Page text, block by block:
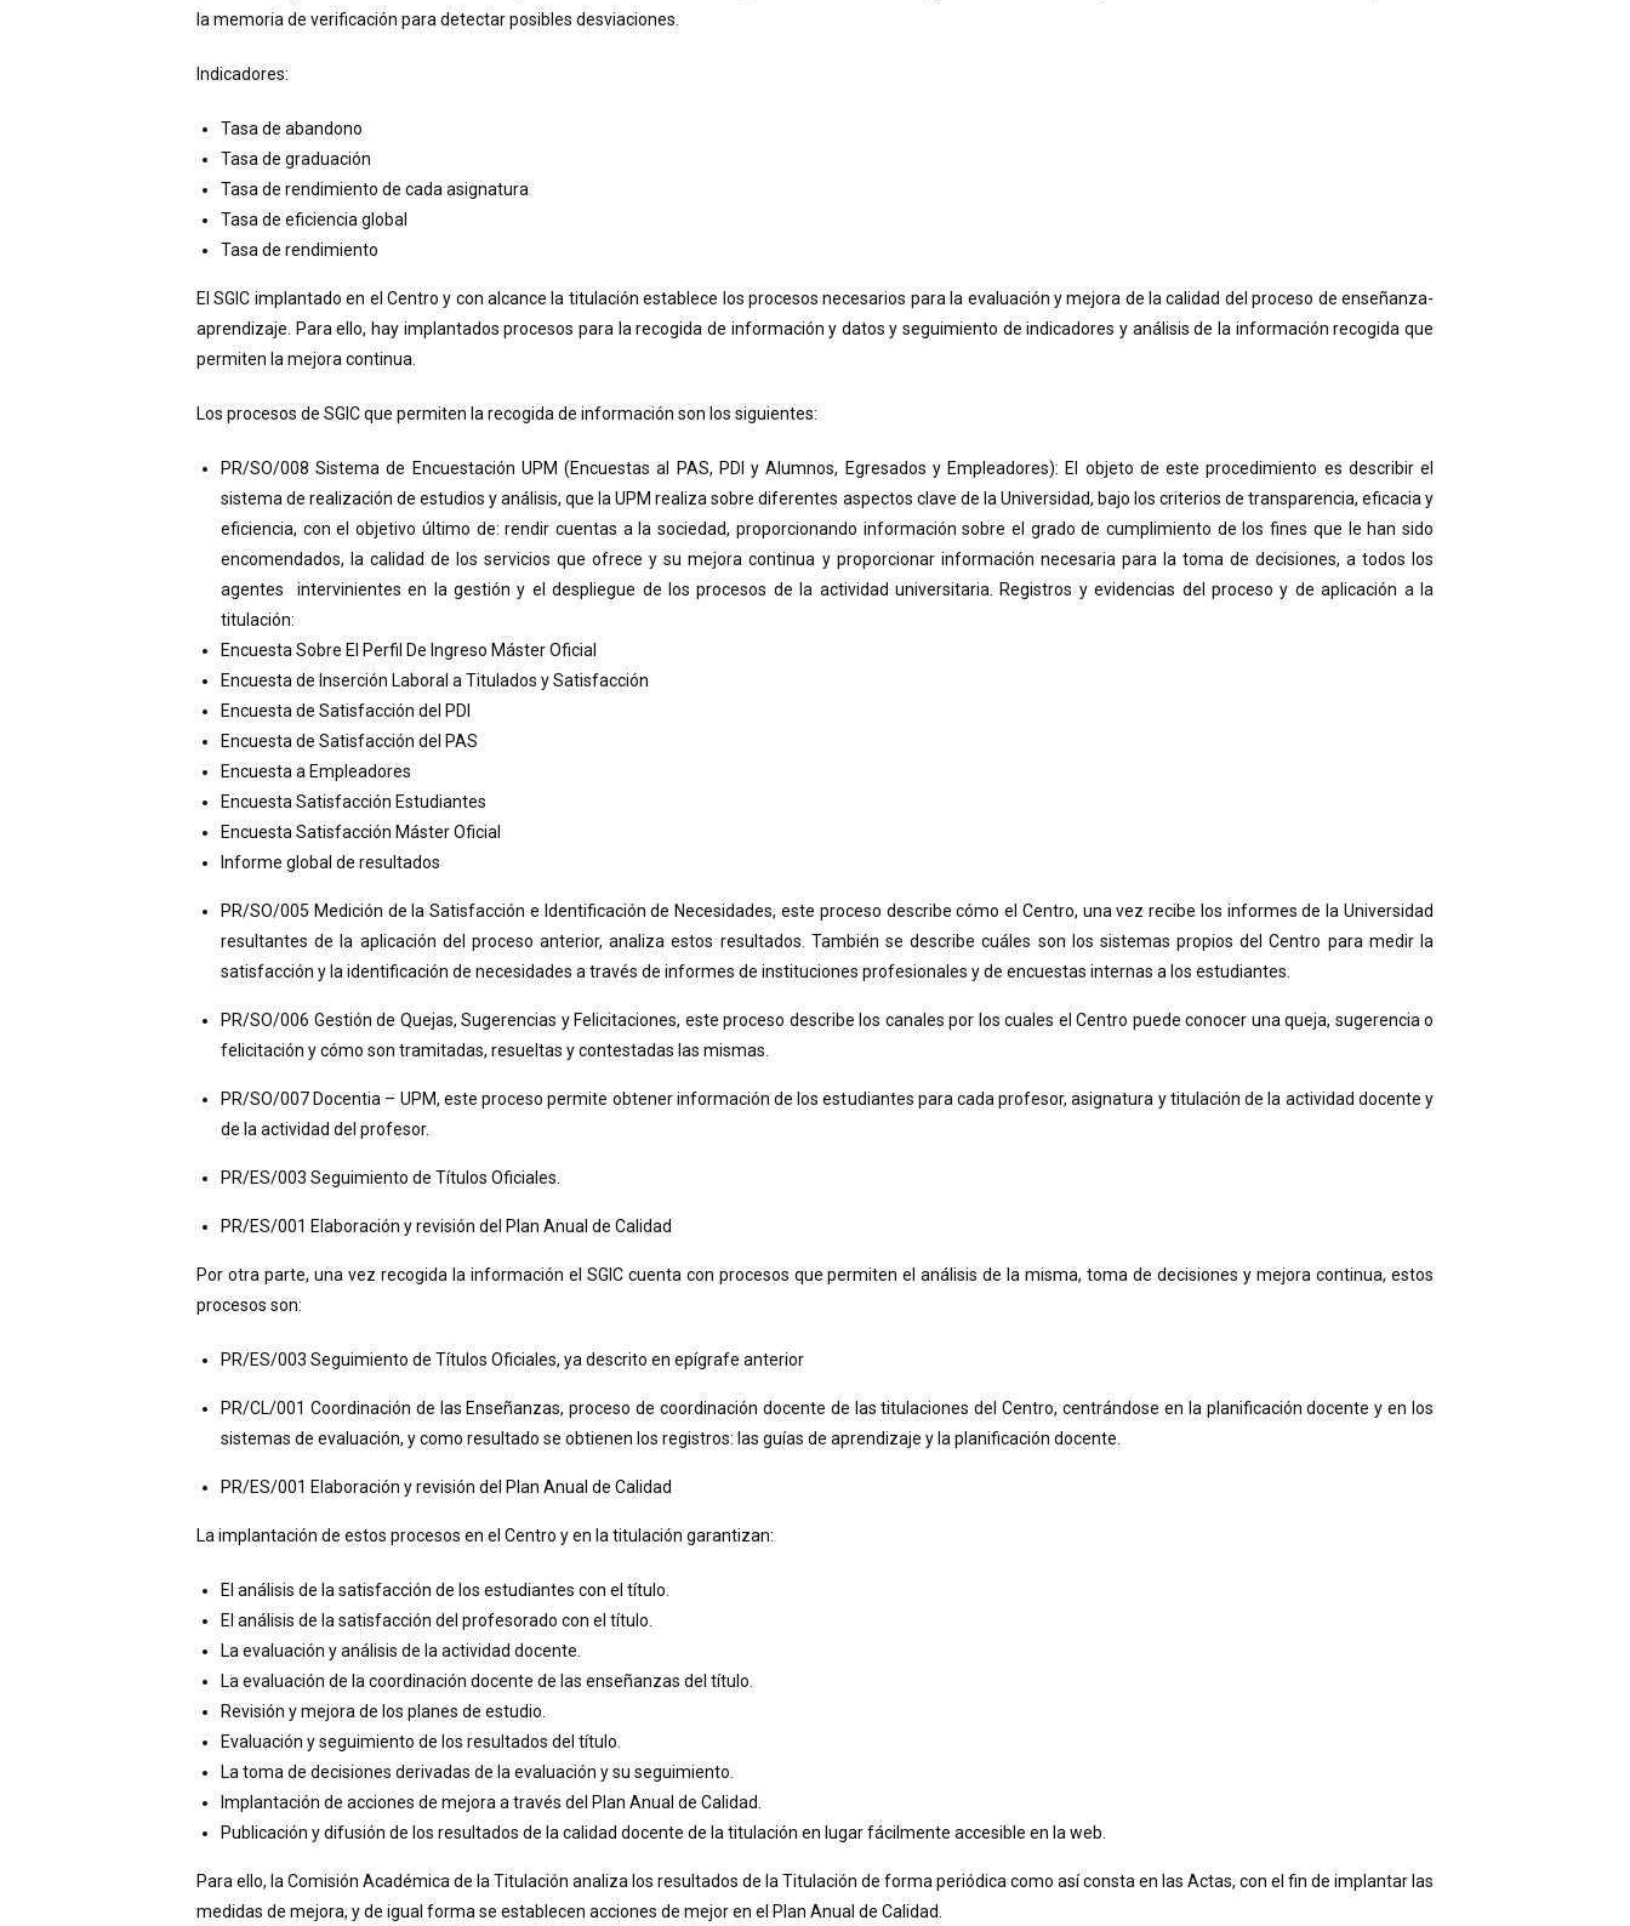
la memoria de verificación para detectar posibles desviaciones.
Indicadores:
Tasa de abandono
Tasa de graduación
Tasa de rendimiento de cada asignatura
Tasa de eficiencia global
Tasa de rendimiento
El SGIC implantado en el Centro y con alcance la titulación establece los procesos necesarios para la evaluación y mejora de la calidad del proceso de enseñanza-
aprendizaje. Para ello, hay implantados procesos para la recogida de información y datos y seguimiento de indicadores y análisis de la información recogida que
permiten la mejora continua.
Los procesos de SGIC que permiten la recogida de información son los siguientes:
PR/SO/008 Sistema de Encuestación UPM (Encuestas al PAS, PDI y Alumnos, Egresados y Empleadores): El objeto de este procedimiento es describir el
sistema de realización de estudios y análisis, que la UPM realiza sobre diferentes aspectos clave de la Universidad, bajo los criterios de transparencia, eficacia y
eficiencia, con el objetivo último de: rendir cuentas a la sociedad, proporcionando información sobre el grado de cumplimiento de los fines que le han sido
encomendados, la calidad de los servicios que ofrece y su mejora continua y proporcionar información necesaria para la toma de decisiones, a todos los
agentes intervinientes en la gestión y el despliegue de los procesos de la actividad universitaria. Registros y evidencias del proceso y de aplicación a la
titulación:
Encuesta Sobre El Perfil De Ingreso Máster Oficial
Encuesta de Inserción Laboral a Titulados y Satisfacción
Encuesta de Satisfacción del PDI
Encuesta de Satisfacción del PAS
Encuesta a Empleadores
Encuesta Satisfacción Estudiantes
Encuesta Satisfacción Máster Oficial
Informe global de resultados
PR/SO/005 Medición de la Satisfacción e Identificación de Necesidades, este proceso describe cómo el Centro, una vez recibe los informes de la Universidad
resultantes de la aplicación del proceso anterior, analiza estos resultados. También se describe cuáles son los sistemas propios del Centro para medir la
satisfacción y la identificación de necesidades a través de informes de instituciones profesionales y de encuestas internas a los estudiantes.
PR/SO/006 Gestión de Quejas, Sugerencias y Felicitaciones, este proceso describe los canales por los cuales el Centro puede conocer una queja, sugerencia o
felicitación y cómo son tramitadas, resueltas y contestadas las mismas.
PR/SO/007 Docentia – UPM, este proceso permite obtener información de los estudiantes para cada profesor, asignatura y titulación de la actividad docente y
de la actividad del profesor.
PR/ES/003 Seguimiento de Títulos Oficiales.
PR/ES/001 Elaboración y revisión del Plan Anual de Calidad
Por otra parte, una vez recogida la información el SGIC cuenta con procesos que permiten el análisis de la misma, toma de decisiones y mejora continua, estos
procesos son:
PR/ES/003 Seguimiento de Títulos Oficiales, ya descrito en epígrafe anterior
PR/CL/001 Coordinación de las Enseñanzas, proceso de coordinación docente de las titulaciones del Centro, centrándose en la planificación docente y en los
sistemas de evaluación, y como resultado se obtienen los registros: las guías de aprendizaje y la planificación docente.
PR/ES/001 Elaboración y revisión del Plan Anual de Calidad
La implantación de estos procesos en el Centro y en la titulación garantizan:
El análisis de la satisfacción de los estudiantes con el título.
El análisis de la satisfacción del profesorado con el título.
La evaluación y análisis de la actividad docente.
La evaluación de la coordinación docente de las enseñanzas del título.
Revisión y mejora de los planes de estudio.
Evaluación y seguimiento de los resultados del título.
La toma de decisiones derivadas de la evaluación y su seguimiento.
Implantación de acciones de mejora a través del Plan Anual de Calidad.
Publicación y difusión de los resultados de la calidad docente de la titulación en lugar fácilmente accesible en la web.
Para ello, la Comisión Académica de la Titulación analiza los resultados de la Titulación de forma periódica como así consta en las Actas, con el fin de implantar las
medidas de mejora, y de igual forma se establecen acciones de mejor en el Plan Anual de Calidad.